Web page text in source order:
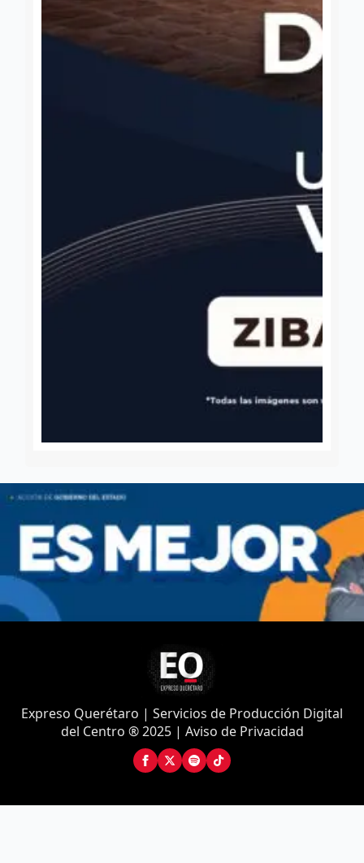
Expreso Querétaro | Servicios de Producción Digital
del Centro ® 2025 | Aviso de Privacidad